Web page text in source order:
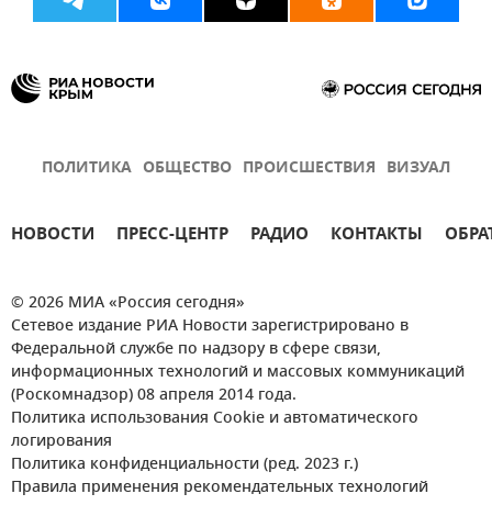
ПОЛИТИКА ОБЩЕСТВО ПРОИСШЕСТВИЯ ВИЗУАЛ
НОВОСТИ ПРЕСС-ЦЕНТР РАДИО КОНТАКТЫ
© 2026 МИА «Россия сегодня»
Сетевое издание РИА Новости зарегистрировано в
Федеральной службе по надзору в сфере связи,
информационных технологий и массовых коммуникаций
(Роскомнадзор) 08 апреля 2014 года.
Политика использования Cookie и автоматического
логирования
Политика конфиденциальности (ред. 2023 г.)
Правила применения рекомендательных технологий